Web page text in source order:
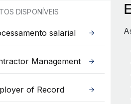
DISPONÍVEIS
salarial
Management
of Record